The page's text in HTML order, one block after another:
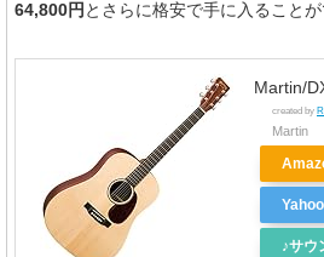
64,800円 とさらに格安で手に入ることが
Martin/
created by
Martin
♪サウ